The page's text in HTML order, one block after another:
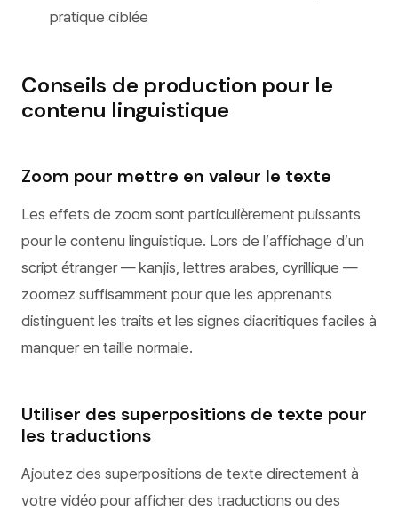
pratique ciblée
Conseils de production pour le
contenu linguistique
Zoom pour mettre en valeur le texte
Les effets de zoom sont particulièrement puissants
pour le contenu linguistique. Lors de l’affichage d’un
script étranger — kanjis, lettres arabes, cyrillique —
zoomez suffisamment pour que les apprenants
distinguent les traits et les signes diacritiques faciles à
manquer en taille normale.
Utiliser des superpositions de texte pour
les traductions
Ajoutez des superpositions de texte directement à
votre vidéo pour afficher des traductions ou des